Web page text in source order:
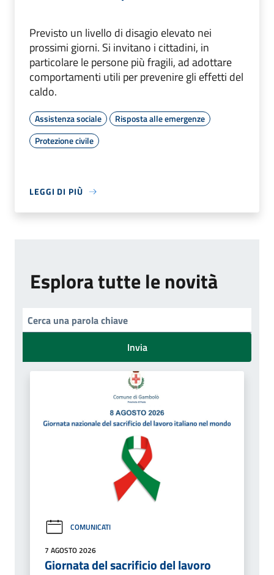
Previsto un livello di disagio elevato nei
prossimi giorni. Si invitano i cittadini, in
particolare le persone più fragili, ad adottare
comportamenti utili per prevenire gli effetti del
caldo.
Assistenza sociale
Risposta alle emergenze
Protezione civile
LEGGI DI PIÙ
Esplora tutte le novità
Invia
COMUNICATI
7 AGOSTO 2026
Giornata del sacrificio del lavoro